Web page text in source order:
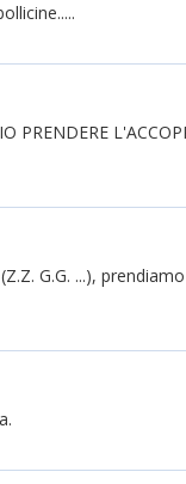
PRENDERE
G.G. ...),